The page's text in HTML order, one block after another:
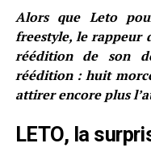
Alors que Leto
freestyle, le rappeur
réédition de son
réédition : huit
attirer encore plus
LETO, la